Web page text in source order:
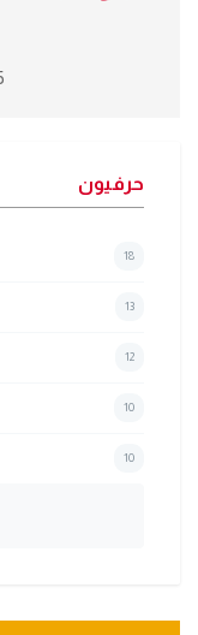
5 نتيجة فى 9/8/2026
حرفيون
18
13
12
10
10